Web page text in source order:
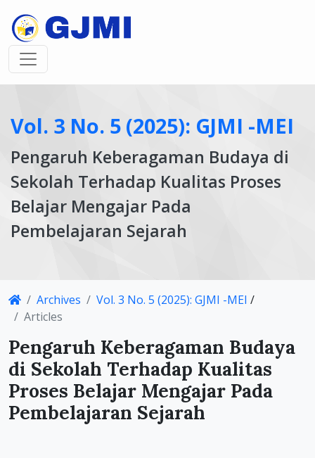
Vol. 3 No. 5 (2025): GJMI -MEI
Pengaruh Keberagaman Budaya di
Sekolah Terhadap Kualitas Proses
Belajar Mengajar Pada
Pembelajaran Sejarah
DetailsArchives Vol. 3 No. 5 (2025): GJMI -MEI /
Articles
Pengaruh Keberagaman Budaya
di Sekolah Terhadap Kualitas
Proses Belajar Mengajar Pada
Pembelajaran Sejarah